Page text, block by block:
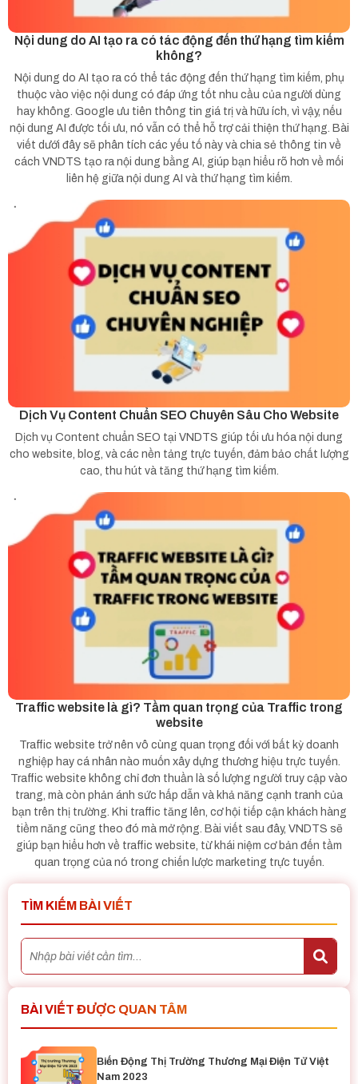
Nội dung do AI tạo ra có tác động đến thứ hạng tìm kiếm
không?
Nội dung do AI tạo ra có thể tác động đến thứ hạng tìm kiếm, phụ
thuộc vào việc nội dung có đáp ứng tốt nhu cầu của người dùng
hay không. Google ưu tiên thông tin giá trị và hữu ích, vì vậy, nếu
nội dung AI được tối ưu, nó vẫn có thể hỗ trợ cải thiện thứ hạng. Bài
viết dưới đây sẽ phân tích các yếu tố này và chia sẻ thông tin về
cách VNDTS tạo ra nội dung bằng AI, giúp bạn hiểu rõ hơn về mối
liên hệ giữa nội dung AI và thứ hạng tìm kiếm.
Dịch Vụ Content Chuẩn SEO Chuyên Sâu Cho Website
Dịch vụ Content chuẩn SEO tại VNDTS giúp tối ưu hóa nội dung
cho website, blog, và các nền tảng trực tuyến, đảm bảo chất lượng
cao, thu hút và tăng thứ hạng tìm kiếm.
Traffic website là gì? Tầm quan trọng của Traffic trong
website
Traffic website trở nên vô cùng quan trọng đối với bất kỳ doanh
nghiệp hay cá nhân nào muốn xây dựng thương hiệu trực tuyến.
Traffic website không chỉ đơn thuần là số lượng người truy cập vào
trang, mà còn phản ánh sức hấp dẫn và khả năng cạnh tranh của
bạn trên thị trường. Khi traffic tăng lên, cơ hội tiếp cận khách hàng
tiềm năng cũng theo đó mà mở rộng. Bài viết sau đây, VNDTS sẽ
giúp bạn hiểu hơn về traffic website, từ khái niệm cơ bản đến tầm
quan trọng của nó trong chiến lược marketing trực tuyến.
TÌM KIẾM BÀI VIẾT
BÀI VIẾT ĐƯỢC QUAN TÂM
Biến Động Thị Trường Thương Mại Điện Tử Việt
Nam 2023